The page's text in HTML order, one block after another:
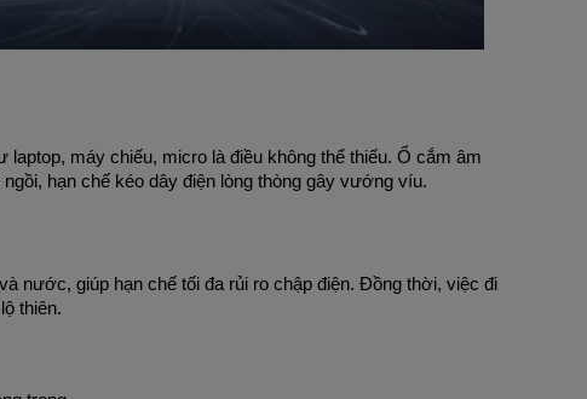
máy chiếu, micro là điều không thể thiếu. Ổ cắm âm
hạn chế kéo dây điện lòng thòng gây vướng víu.
nước, giúp hạn chế tối đa rủi ro chập điện. Đồng thời, việc đi
thiên.